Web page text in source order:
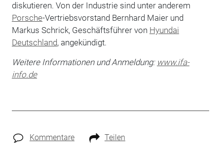
diskutieren. Von der Industrie sind unter anderem
Porsche-Vertriebsvorstand Bernhard Maier und
Markus Schrick, Geschäftsführer von Hyundai
Deutschland, angekündigt.
Weitere Informationen und Anmeldung: www.ifa-
info.de
Kommentare Teilen